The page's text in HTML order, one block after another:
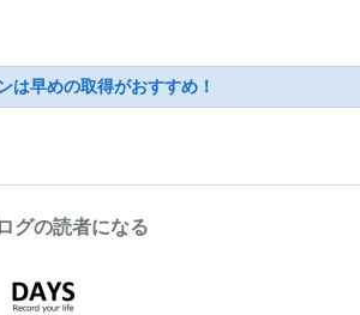
は早めの取得がおすすめ！
グの読者になる